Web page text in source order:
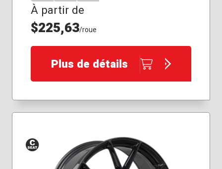
À partir de
$225,63/roue
Plus de détails